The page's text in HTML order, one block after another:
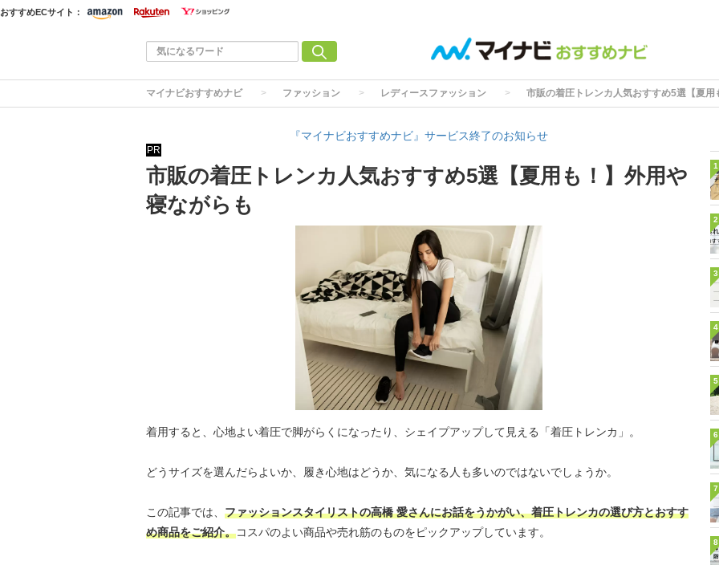
おすすめECサイト：
マイナビおすすめナビ ファッション レディースファッション 市販の着圧トレンカ人気おすすめ5選【夏用
『マイナビおすすめナビ』サービス終了のお知らせ
PR
市販の着圧トレンカ人気おすすめ5選【夏用も！】外用や
寝ながらも
着用すると、心地よい着圧で脚がらくになったり、シェイプアップして見える「着圧トレンカ」。
どうサイズを選んだらよいか、履き心地はどうか、気になる人も多いのではないでしょうか。
この記事では、 ファッションスタイリストの高橋 愛さんにお話をうかがい、着圧トレンカの選び方とおすす
め商品をご紹介。コスパのよい商品や売れ筋のものをピックアップしています。
1
2
3
4
5
6
7
8